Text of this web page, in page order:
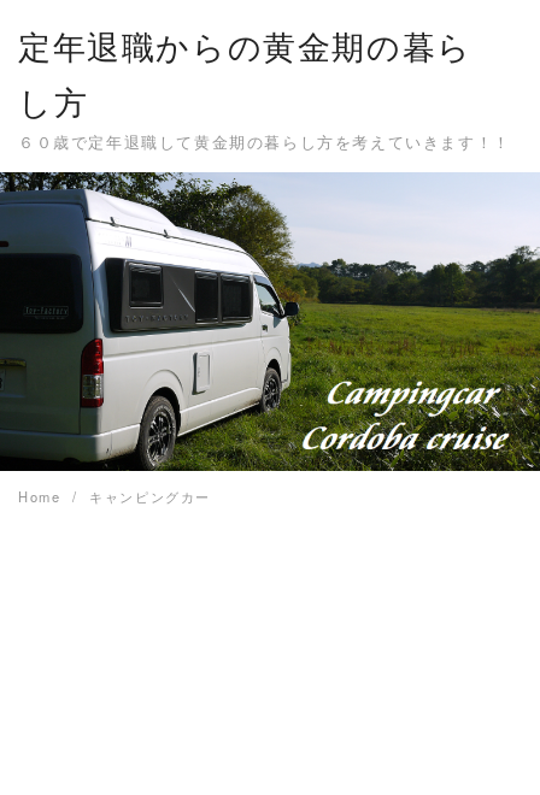
content
定年退職からの黄金期の暮ら
し方
６０歳で定年退職して黄金期の暮らし方を考えていきます！！
Home キャンピングカー